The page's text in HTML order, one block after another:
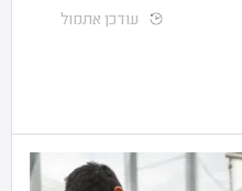
עודכן אתמול